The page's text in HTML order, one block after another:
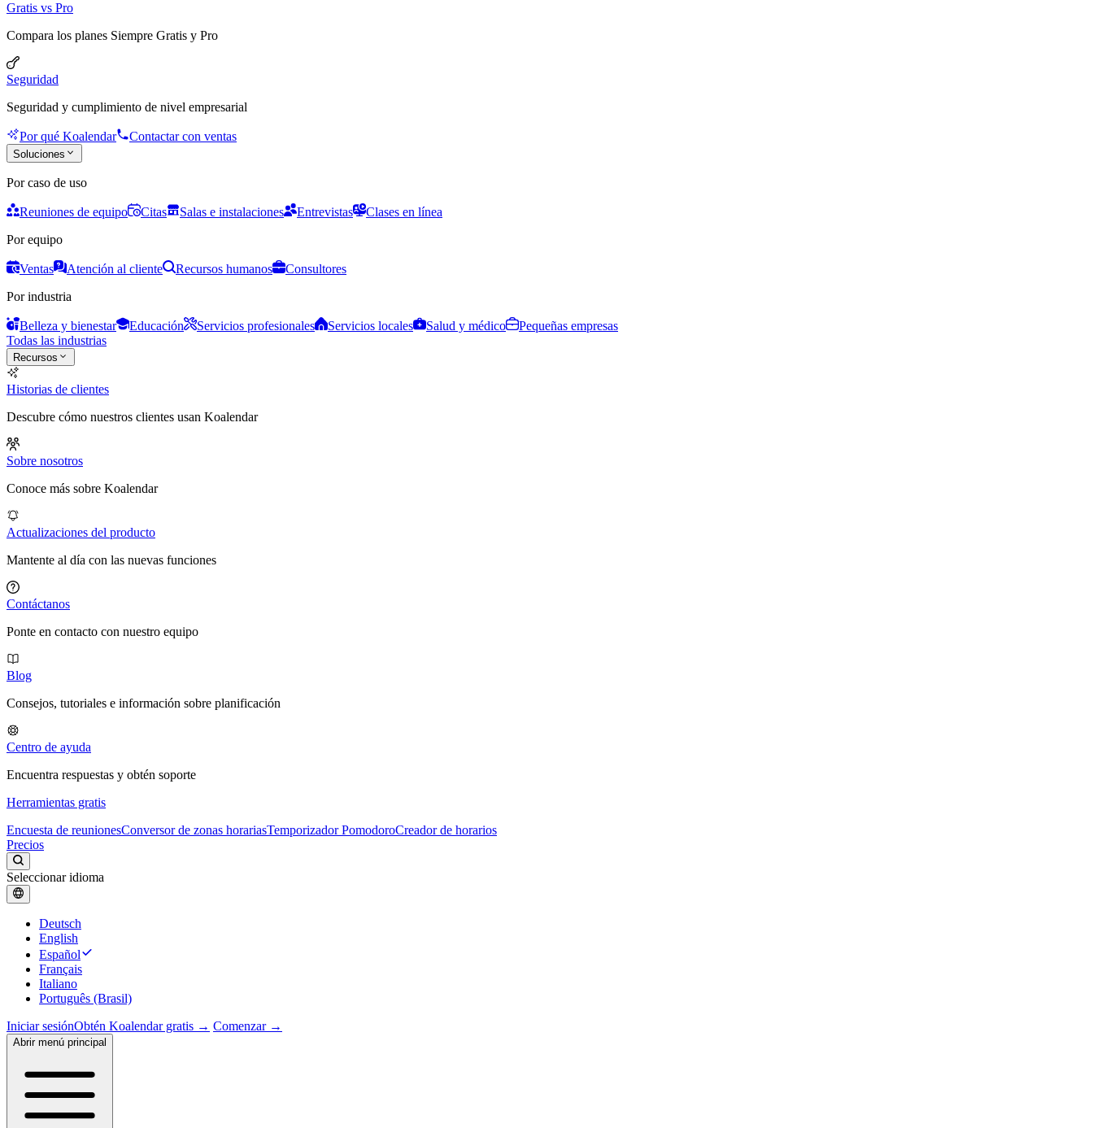
Gratis vs Pro
Compara los planes Siempre Gratis y Pro
Seguridad
Seguridad y cumplimiento de nivel empresarial
Por qué Koalendar Contactar con ventas
Soluciones
Por caso de uso
Reuniones de equipo Citas Salas e instalaciones Entrevistas
Clases en línea
Por equipo
Ventas Atención al cliente Recursos humanos
Consultores
Por industria
Belleza y bienestar Educación Servicios profesionales Servicios locales Salud y médico
Pequeñas empresas
Todas las industrias
Recursos
Historias de clientes
Descubre cómo nuestros clientes usan Koalendar
Sobre nosotros
Conoce más sobre Koalendar
Actualizaciones del producto
Mantente al día con las nuevas funciones
Contáctanos
Ponte en contacto con nuestro equipo
Blog
Consejos, tutoriales e información sobre planificación
Centro de ayuda
Encuentra respuestas y obtén soporte
Herramientas gratis
Encuesta de reunionesConversor de zonas horariasTemporizador PomodoroCreador de horarios
Precios
Seleccionar idioma
Deutsch
English
Español
Français
Italiano
Português (Brasil)
Iniciar sesiónObtén Koalendar gratis → Comenzar →
Abrir menú principal